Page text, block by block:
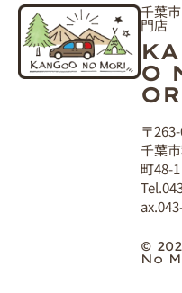
千葉
門店
O
〒
千葉
町48-1
©
No